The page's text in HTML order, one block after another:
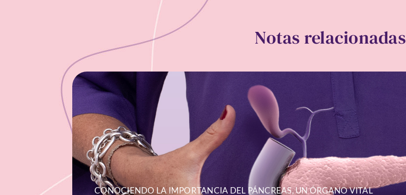
Notas relacionadas
CONOCIENDO LA IMPORTANCIA DEL PÁNCREAS, UN ÓRGANO VITAL